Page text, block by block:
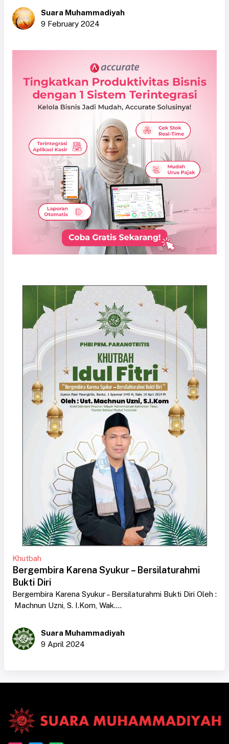
Suara Muhammadiyah
9 February 2024
Khutbah
Bergembira Karena Syukur – Bersilaturahmi
Bukti Diri
Bergembira Karena Syukur – Bersilaturahmi Bukti Diri Oleh :
Machnun Uzni, S. I.Kom, Wak....
Suara Muhammadiyah
9 April 2024